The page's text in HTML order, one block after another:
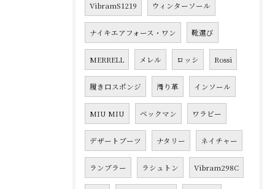
VibramS1219 ウィンターソール
ナイキエアフォース・ワン 靴選び
MERRELL メレル ロッシ Rossi
履き口スポンジ 滑り革 インソール
MIU MIU ベックマン ワラビー
デザートブーツ ナタリー ネイチャー
ランブラー ラシュトン Vibram298C